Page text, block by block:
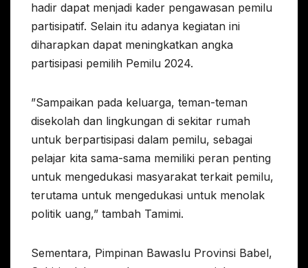
hadir dapat menjadi kader pengawasan pemilu
partisipatif. Selain itu adanya kegiatan ini
diharapkan dapat meningkatkan angka
partisipasi pemilih Pemilu 2024.
”Sampaikan pada keluarga, teman-teman
disekolah dan lingkungan di sekitar rumah
untuk berpartisipasi dalam pemilu, sebagai
pelajar kita sama-sama memiliki peran penting
untuk mengedukasi masyarakat terkait pemilu,
terutama untuk mengedukasi untuk menolak
politik uang,” tambah Tamimi.
Sementara, Pimpinan Bawaslu Provinsi Babel,